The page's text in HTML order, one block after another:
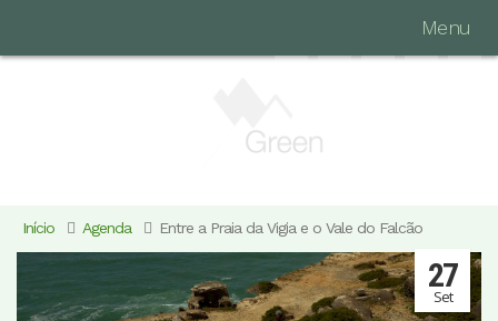
Menu
Início Agenda Entre a Praia da Vigia e o Vale do Falcão
27
Set